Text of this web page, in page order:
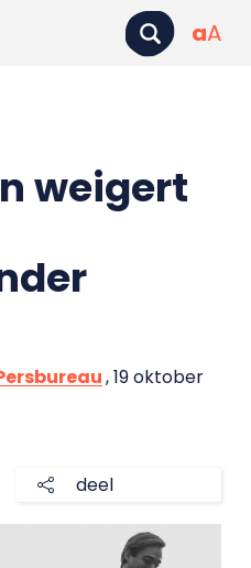
aA
weigert
, 19 oktober
deel